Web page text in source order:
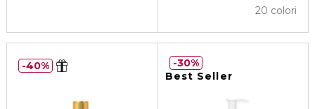
20 colori
40%
Best Seller
30%